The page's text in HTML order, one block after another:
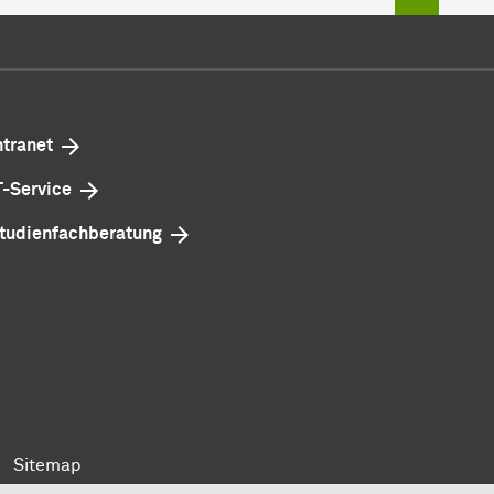
Service
Sitemap